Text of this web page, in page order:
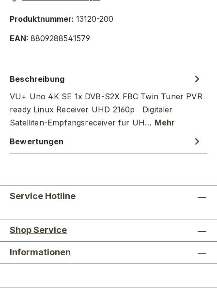
Produktnummer: 13120-200
EAN: 8809288541579
Beschreibung
VU+ Uno 4K SE 1x DVB-S2X FBC Twin Tuner PVR
ready Linux Receiver UHD 2160p Digitaler
Satelliten-Empfangsreceiver für UH… Mehr
Bewertungen
Service Hotline
Shop Service
Informationen